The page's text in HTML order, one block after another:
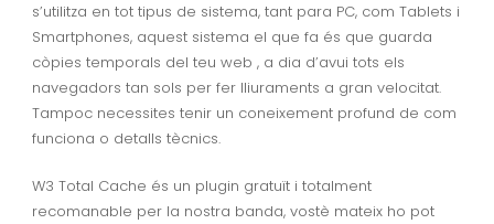
s’utilitza en tot tipus de sistema, tant para PC, com Tablets i
Smartphones, aquest sistema el que fa és que guarda
còpies temporals del teu web , a dia d’avui tots els
navegadors tan sols per fer lliuraments a gran velocitat.
Tampoc necessites tenir un coneixement profund de com
funciona o detalls tècnics.
W3 Total Cache és un plugin gratuït i totalment
recomanable per la nostra banda, vostè mateix ho pot